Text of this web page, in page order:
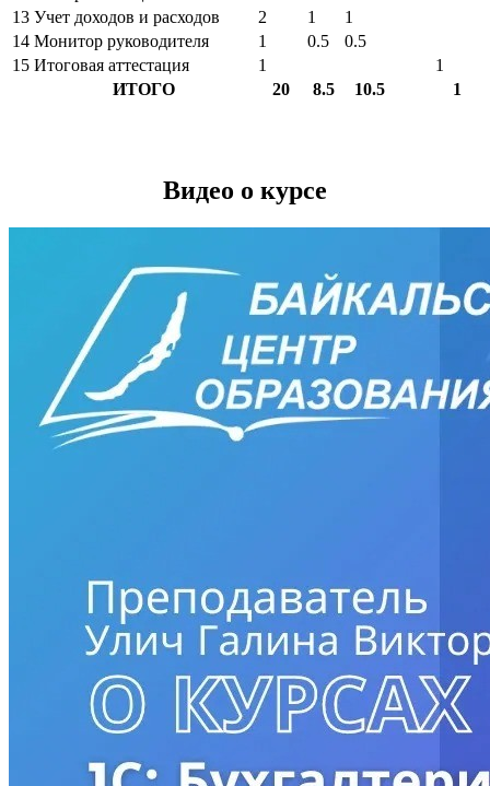
13 Учет доходов и расходов 2 1
1
14 Монитор руководителя 1 0.5
0.5
15 Итоговая аттестация 1
1
ИТОГО
20 8.5 10.5 1
Видео о курсе